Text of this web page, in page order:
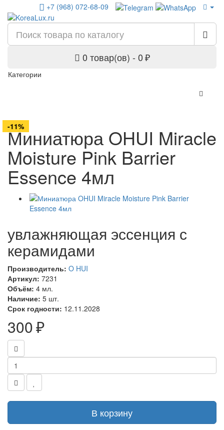
+7 (968) 072-68-09
0 товар(ов) - 0 ₽
Категории
Миниатюра OHUI Miracle
Moisture Pink Barrier
Essence 4мл
увлажняющая эссенция с
керамидами
Производитель: O HUI
Артикул: 7231
Объём: 4 мл.
Наличие: 5 шт.
Срок годности: 12.11.2028
300 ₽
В корзину
-18%
-11%